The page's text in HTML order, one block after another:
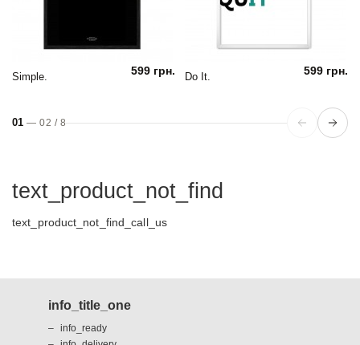
Simple. 599 грн. Do It. 599 грн.
01 —02 / 8
text_product_not_find
text_product_not_find_call_us
info_title_one
info_ready